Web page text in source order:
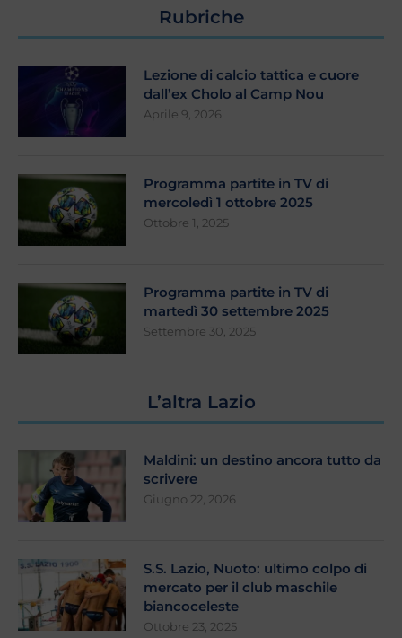
Rubriche
Lezione di calcio tattica e cuore
dall’ex Cholo al Camp Nou
Aprile 9, 2026
Programma partite in TV di
mercoledì 1 ottobre 2025
Ottobre 1, 2025
Programma partite in TV di
martedì 30 settembre 2025
Settembre 30, 2025
L’altra Lazio
Maldini: un destino ancora tutto da
scrivere
Giugno 22, 2026
S.S. Lazio, Nuoto: ultimo colpo di
mercato per il club maschile
biancoceleste
Ottobre 23, 2025